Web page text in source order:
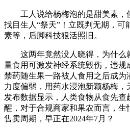
工人说给杨梅泡的是甜美素，
找目生人“祭天”！立既判无期，可
素等，后脚科技狠活照旧。
这两年竟然没人晓得，为什么
量食用可激发神经系统毁伤，违
禁药随生果一路被人食用之后成为
力度偏弱，用药水浸泡新颖杨梅，
发布数据显示，人类食物从食先查
醒，对于合规商家和果农而言，
售卖周期，早正在2024年7月？